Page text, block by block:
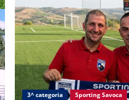
3^ categoria Sporting Savoca